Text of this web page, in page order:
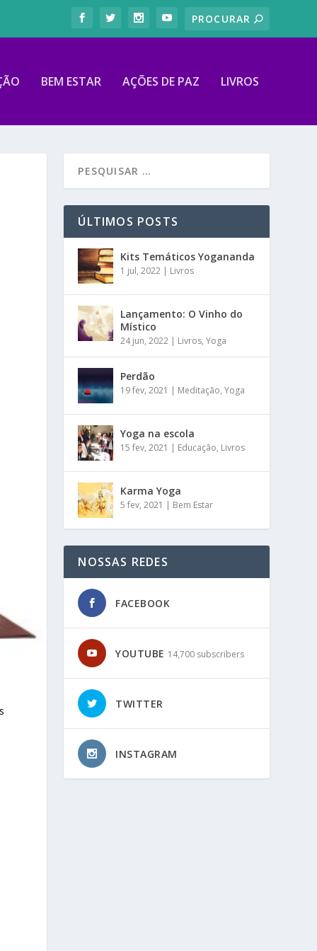
BEM ESTAR AÇÕES DE PAZ LIVROS
ÚLTIMOS POSTS
Kits Temáticos Yogananda
1 jul, 2022 | Livros
Lançamento: O Vinho do
Místico
24 jun, 2022 | Livros,Yoga
Perdão
19 fev, 2021 | Meditação,Yoga
Yoga na escola
15 fev, 2021 | Educação, Livros
Karma Yoga
5 fev, 2021 | Bem Estar
NOSSAS REDES
FACEBOOK
YOUTUBE 14,700 subscribers
TWITTER
INSTAGRAM